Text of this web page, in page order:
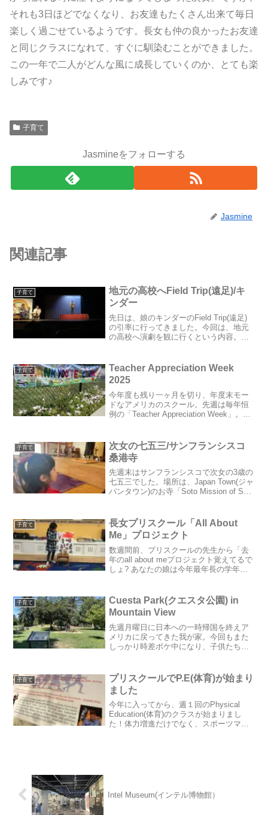
それも3日ほどでなくなり、お友達もたくさん出来て毎日
楽しく過ごせているようです。長女も仲の良かったお友達
と同じクラスになれて、すぐに馴染むことができました。
この一年で二人がどんな風に成長していくのか、とても楽
しみです♪
子育て
Jasmineをフォローする
Jasmine
関連記事
子育て
地元の高校へField Trip(遠足)/キ
ンダー
先日は、娘のキンダーのField Trip(遠足)
の引率に行ってきました。今回は、地元
の高校へ演劇を観に行くという内容。ボ
の場合は、生徒４人１組のグループに1人
のc...
子育て
Teacher Appreciation Week
2025
今年度も残り一ヶ月を切り、年度末モー
ドなアメリカのスクール。先週は毎年恒
例の「Teacher Appreciation Week」。一
は小学校・キンダーガーデン編。長女...
子育て
次女の七五三/サンフランシスコ
桑港寺
先週末はサンフランシスコで次女の3歳の
七五三でした。場所は、Japan Town(ジャ
パンタウン)のお寺「Soto Mission of San
毎年9月に...
子育て
長女プリスクール「All About
Me」プロジェクト
数週間前、プリスクールの先生から「去
年のall about meプロジェクト覚えてるで
しょ? あなたの娘は今年最年長の学年だ
と言う間も無く先生は去ってしまいまし
た(笑)...
子育て
Cuesta Park(クエスタ公園) in
Mountain View
先週月曜日に日本への一時帰国を終えア
メリカに戻ってきた我が家。今回もまた
しっかり時差ボケ中になり、子供たちは
いう生活が一週間ほど続きました。その
ため、日中は活動的に過ご...
子育て
プリスクールでP.E(体育)が始まり
ました
今年に入ってから、週１回のPhysical
Education(体育)のクラスが始まりまし
た！体力増進だけでなく、スポーツマン
Intel Museum(インテル博物館）